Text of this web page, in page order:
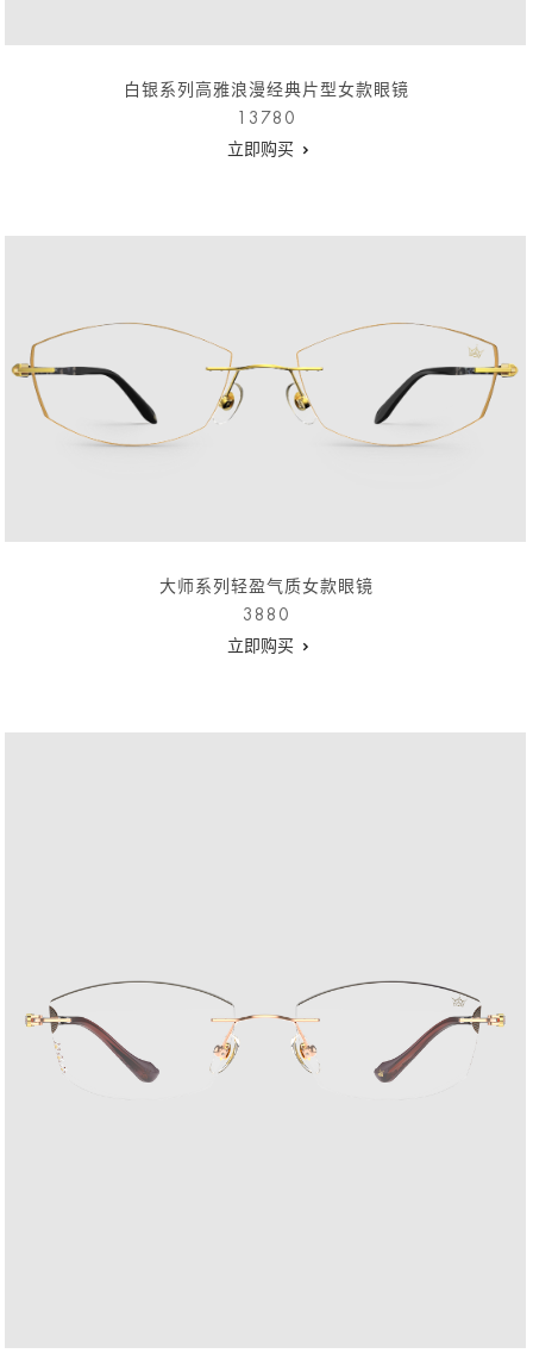
白银系列高雅浪漫经典片型女款眼镜
13780
立即购买
大师系列轻盈气质女款眼镜
3880
立即购买